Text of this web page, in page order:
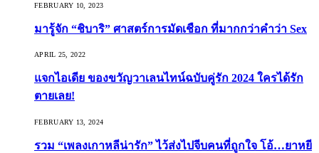
FEBRUARY 10, 2023
มารู้จัก “ชิบาริ” ศาสตร์การมัดเชือก ที่มากกว่าคำว่า Sex
APRIL 25, 2022
แจกไอเดีย ของขวัญวาเลนไทน์ฉบับคู่รัก 2024 ใครได้รัก
ตายเลย!
FEBRUARY 13, 2024
รวม “เพลงเกาหลีน่ารัก” ไว้ส่งไปจีบคนที่ถูกใจ โอ้…ยาหยี